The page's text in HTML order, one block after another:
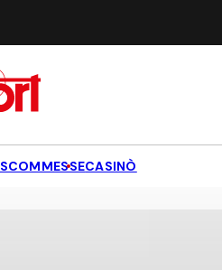
SCOMMESSECASINÒ